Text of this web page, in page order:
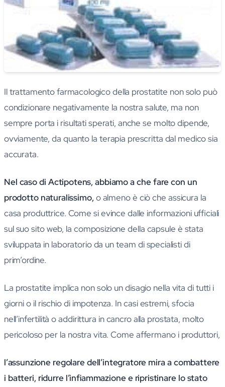
Il trattamento farmacologico della prostatite non solo può
condizionare negativamente la nostra salute, ma non
sempre porta i risultati sperati, anche se molto dipende,
ovviamente, da quanto la terapia prescritta dal medico sia
accurata.
Nel caso di Actipotens, abbiamo a che fare con un
prodotto naturalissimo,o almeno è ciò che assicura la
casa produttrice. Come si evince dalle informazioni ufficiali
sul suo sito web, la composizione della capsule è stata
sviluppata in laboratorio da un team di specialisti di
prim’ordine.
La prostatite implica non solo un disagio nella vita di tutti i
giorni o il rischio di impotenza. In casi estremi, sfocia
nell’infertilità o addirittura in cancro alla prostata, molto
pericoloso per la nostra vita. Come affermano i produttori,
l’assunzione regolare dell’integratore mira a combattere
i batteri, ridurre l’infiammazione e ripristinare lo stato